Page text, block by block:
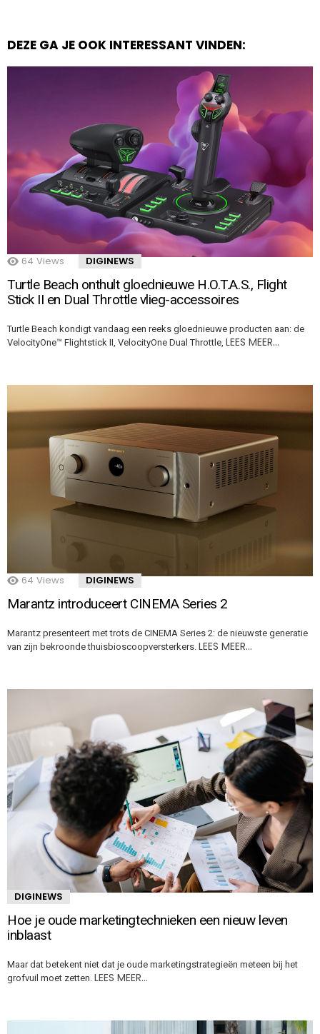
DEZE GA JE OOK INTERESSANT VINDEN:
64 Views DIGINEWS
Turtle Beach onthult gloednieuwe H.O.T.A.S., Flight
Stick II en Dual Throttle vlieg-accessoires
Turtle Beach kondigt vandaag een reeks gloednieuwe producten aan: de
VelocityOne™ Flightstick II, VelocityOne Dual Throttle, LEES MEER…
64 Views DIGINEWS
Marantz introduceert CINEMA Series 2
Marantz presenteert met trots de CINEMA Series 2: de nieuwste generatie
van zijn bekroonde thuisbioscoopversterkers. LEES MEER…
DIGINEWS
Hoe je oude marketingtechnieken een nieuw leven
inblaast
Maar dat betekent niet dat je oude marketingstrategieën meteen bij het
grofvuil moet zetten. LEES MEER…